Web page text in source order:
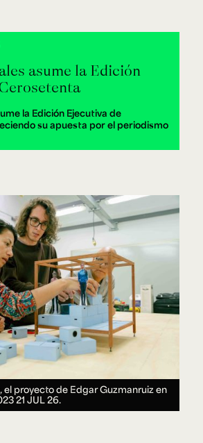
asume la Edición
la Edición Ejecutiva de
su apuesta por el periodismo
el proyecto de Edgar Guzmanruiz en
21 JUL 26.